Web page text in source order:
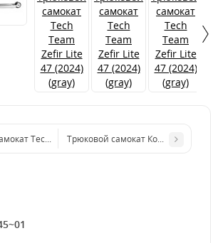
Tech Team Alpha 43 black purple
Трюковой самокат Комета Астра